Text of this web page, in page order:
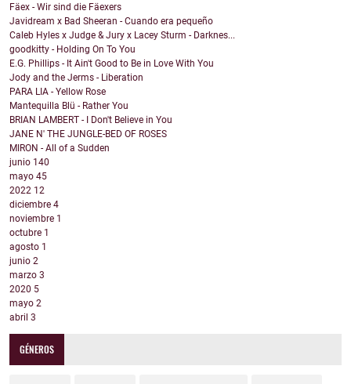
Fäex - Wir sind die Fäexers
Javidream x Bad Sheeran - Cuando era pequeño
Caleb Hyles x Judge & Jury x Lacey Sturm - Darknes...
goodkitty - Holding On To You
E.G. Phillips - It Ain't Good to Be in Love With You
Jody and the Jerms - Liberation
PARA LIA - Yellow Rose
Mantequilla Blü - Rather You
BRIAN LAMBERT - I Don't Believe in You
JANE N' THE JUNGLE-BED OF ROSES
MIRON - All of a Sudden
junio 140
mayo 45
2022 12
diciembre 4
noviembre 1
octubre 1
agosto 1
junio 2
marzo 3
2020 5
mayo 2
abril 3
GÉNEROS